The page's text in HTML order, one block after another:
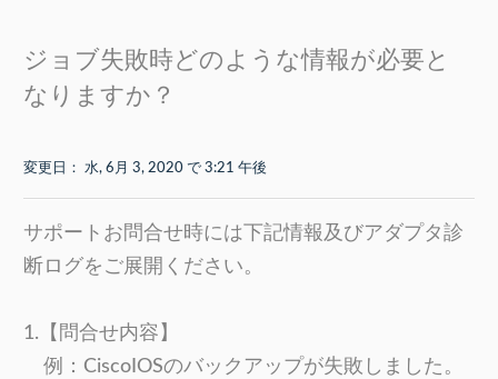
ジョブ失敗時どのような情報が必要と
なりますか？
変更日： 水, 6月 3, 2020 で 3:21 午後
サポートお問合せ時には下記情報及びアダプタ診
断ログをご展開ください。
1.【問合せ内容】
例：CiscoIOSのバックアップが失敗しました。